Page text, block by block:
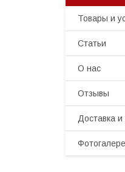
Товары и
Статьи
О нас
Отзывы
Доставка и